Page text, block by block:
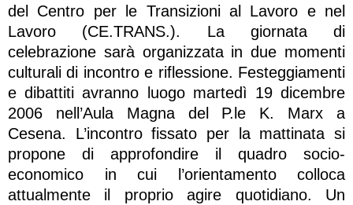
del Centro per le Transizioni al Lavoro e nel
Lavoro (CE.TRANS.). La giornata di
celebrazione sarà organizzata in due momenti
culturali di incontro e riflessione. Festeggiamenti
e dibattiti avranno luogo martedì 19 dicembre
2006 nell’Aula Magna del P.le K. Marx a
Cesena. L’incontro fissato per la mattinata si
propone di approfondire il quadro socio-
economico in cui l’orientamento colloca
attualmente il proprio agire quotidiano. Un